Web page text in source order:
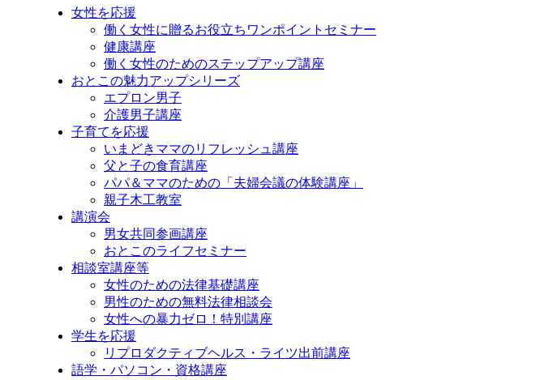
女性を応援
働く女性に贈るお役立ちワンポイントセミナー
健康講座
働く女性のためのステップアップ講座
おとこの魅力アップシリーズ
エプロン男子
介護男子講座
子育てを応援
いまどきママのリフレッシュ講座
父と子の食育講座
パパ＆ママのための「夫婦会議の体験講座」
親子木工教室
講演会
男女共同参画講座
おとこのライフセミナー
相談室講座等
女性のための法律基礎講座
男性のための無料法律相談会
女性への暴力ゼロ！特別講座
学生を応援
リプロダクティブヘルス・ライツ出前講座
語学・パソコン・資格講座